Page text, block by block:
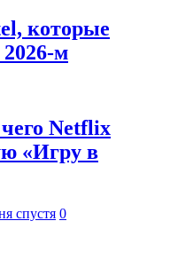
которые
2026-м
Netflix
«Игру в
спустя 0